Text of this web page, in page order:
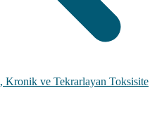
ve Tekrarlayan Toksisite